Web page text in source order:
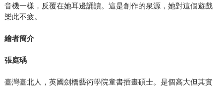
音機一樣，反覆在她耳邊誦讀。這是創作的泉源，她對這個遊戲
樂此不疲。
繪者簡介
張庭瑀
臺灣臺北人，英國劍橋藝術學院童書插畫碩士。是個高大但其實